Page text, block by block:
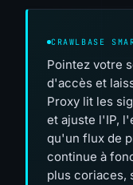
CRAWLBASE
Pointez votre
d'accès et
Proxy lit les
et ajuste l'IP,
qu'un flux de
continue à
plus coriaces,